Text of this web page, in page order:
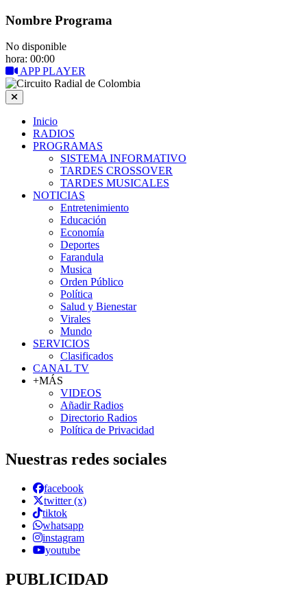
Nombre Programa
No disponible
hora: 00:00
APP PLAYER
Inicio
RADIOS
PROGRAMAS
SISTEMA INFORMATIVO
TARDES CROSSOVER
TARDES MUSICALES
NOTICIAS
Entretenimiento
Educación
Economía
Deportes
Farandula
Musica
Orden Público
Política
Salud y Bienestar
Virales
Mundo
SERVICIOS
Clasificados
CANAL TV
+MÁS
VIDEOS
Añadir Radios
Directorio Radios
Política de Privacidad
Nuestras redes sociales
facebook
twitter (x)
tiktok
whatsapp
instagram
youtube
PUBLICIDAD